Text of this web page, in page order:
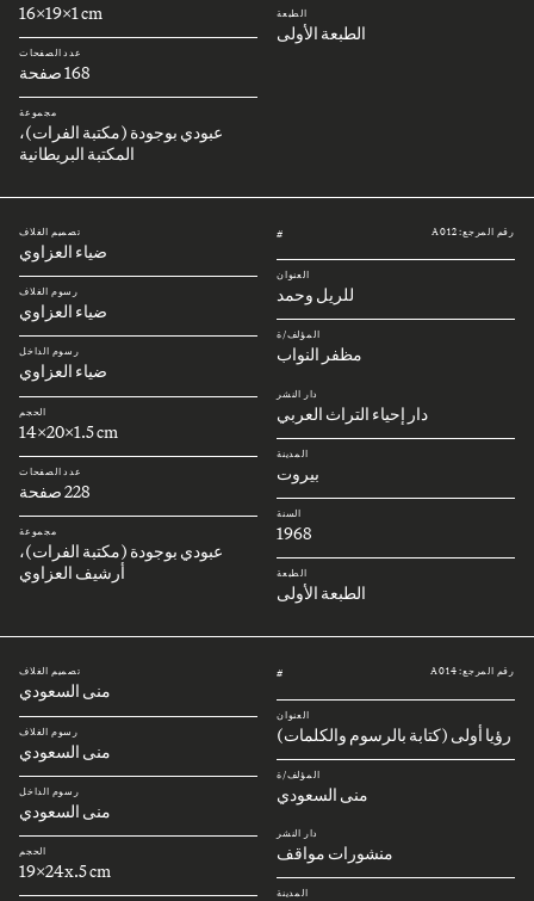
الطبعة
الطبعة الأولى
16x19x1 cm
عدد الصفحات
168 صفحة
مجموعة
عبودي بوجودة (مكتبة الفرات)،
المكتبة البريطانية
رقم المرجع: A012 #
العنوان
للريل وحمد
المؤلف/ة
مظفر النواب
دار النشر
دار إحياء التراث العربي
المدينة
بيروت
السنة
1968
الطبعة
الطبعة الأولى
تصميم الغلاف
ضياء العزاوي
رسوم الغلاف
ضياء العزاوي
رسوم الداخل
ضياء العزاوي
الحجم
14x20x1.5 cm
عدد الصفحات
228 صفحة
مجموعة
عبودي بوجودة (مكتبة الفرات)،
أرشيف العزاوي
رقم المرجع: A014 #
العنوان
رؤيا أولى (كتابة بالرسوم والكلمات)
المؤلف/ة
منى السعودي
دار النشر
منشورات مواقف
المدينة
تصميم الغلاف
منى السعودي
رسوم الغلاف
منى السعودي
رسوم الداخل
منى السعودي
الحجم
19x24x.5 cm